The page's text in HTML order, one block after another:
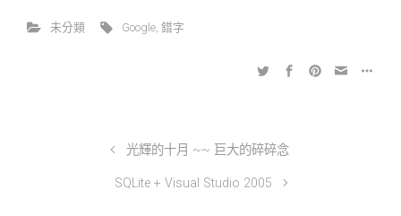
未分類 Google ,錯字
光輝的十月 ~~ 巨大的碎碎念
SQLite + Visual Studio 2005